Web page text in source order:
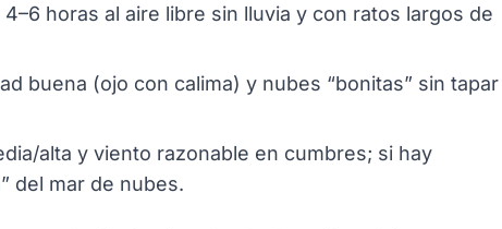
horas al aire libre sin lluvia y con ratos largos de
buena (ojo con calima) y nubes “bonitas” sin tapar
alta y viento razonable en cumbres; si hay
del mar de nubes.